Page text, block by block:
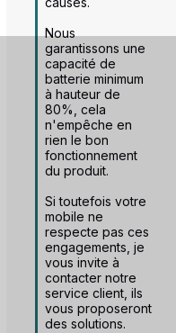
Nous
garantissons une
capacité de
batterie minimum
à hauteur de
80%, cela
n'empêche en
rien le bon
fonctionnement
du produit.
Si toutefois votre
mobile ne
respecte pas ces
engagements, je
vous invite à
contacter notre
service client, ils
vous proposeront
des solutions.